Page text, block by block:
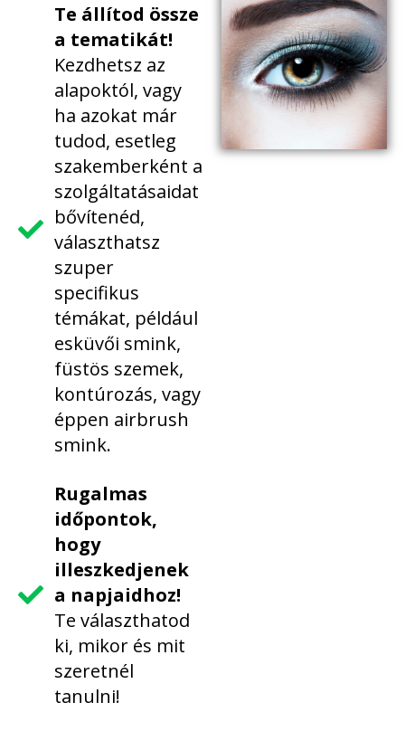
Te állítod össze
a tematikát!
Kezdhetsz az
alapoktól, vagy
ha azokat már
tudod, esetleg
szakemberként a
szolgáltatásaidat
bővítenéd,
választhatsz
szuper
specifikus
témákat, például
esküvői smink,
füstös szemek,
kontúrozás, vagy
éppen airbrush
smink.
Rugalmas
időpontok,
hogy
illeszkedjenek
a napjaidhoz!
Te választhatod
ki, mikor és mit
szeretnél
tanulni!